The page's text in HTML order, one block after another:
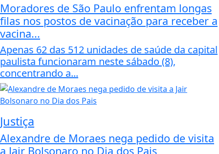
Moradores de São Paulo enfrentam longas
filas nos postos de vacinação para receber a
vacina...
Apenas 62 das 512 unidades de saúde da capital
paulista funcionaram neste sábado (8),
concentrando a...
Justiça
Alexandre de Moraes nega pedido de visita
a Jair Bolsonaro no Dia dos Pais